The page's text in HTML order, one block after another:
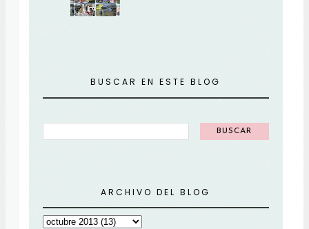
BUSCAR EN ESTE BLOG
ARCHIVO DEL BLOG